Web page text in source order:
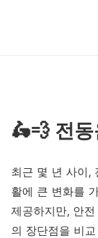
🛵💨 전
최근 몇 년 사이,
활에 큰 변화를
제공하지만, 안
의 장단점을 비